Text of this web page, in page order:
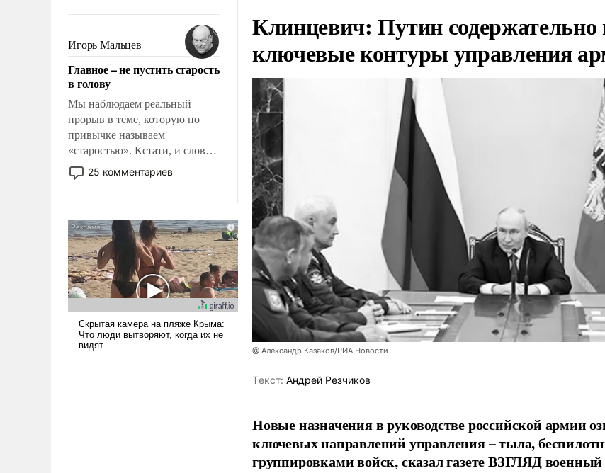
консультирует Киев, пришла в
голову мысль: хорошо бы
продемонстрировать, что
Украина вступила в
вооруженное противостояние
с Ираном.
Игорь Мальцев
Главное – не пустить старость
в голову
Мы наблюдаем реальный
прорыв в теме, которую по
привычке называем
«старостью». Кстати, и слово-
то это уже стараются не
использовать – так же, как
что оно уже несет негативные
коннотации.
25 комментариев
Клинцевич: Путин содержательно
ключевые контуры управления
@ Александр Казаков/РИА Новости
Tекст: Андрей Резчиков
Новые назначения в руководстве российской армии
ключевых направлений управления – тыла,
группировками войск, сказал газете ВЗГЛЯД